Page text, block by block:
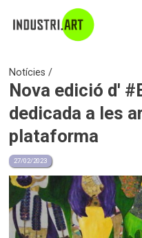
Notícies
Nova edició d'
dedicada a les
plataforma
27/02/2023